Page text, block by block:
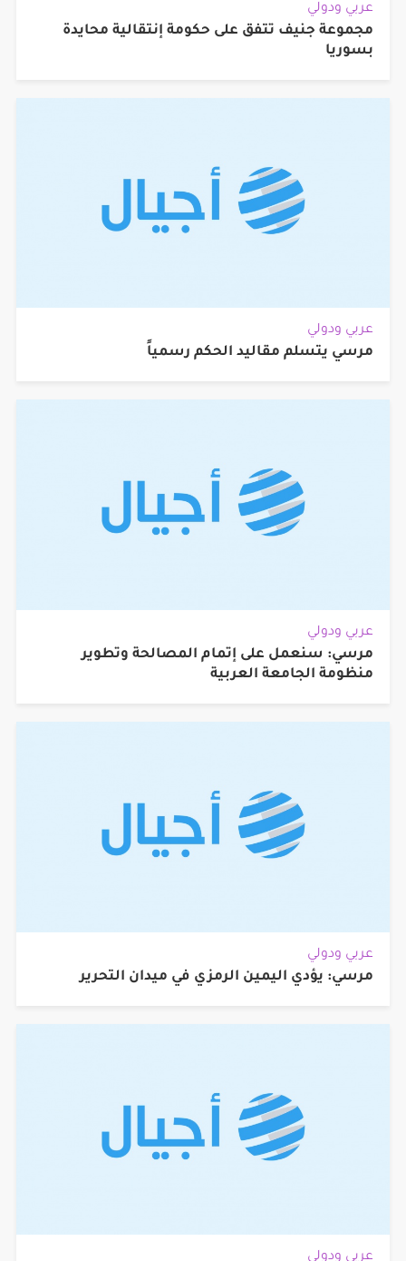
عربي ودولي
مجموعة جنيف تتفق على حكومة إنتقالية محايدة
بسوريا
عربي ودولي
مرسي يتسلم مقاليد الحكم رسمياً
عربي ودولي
مرسي: سنعمل على إتمام المصالحة وتطوير
منظومة الجامعة العربية
عربي ودولي
مرسي: يؤدي اليمين الرمزي في ميدان التحرير
عربي ودولي